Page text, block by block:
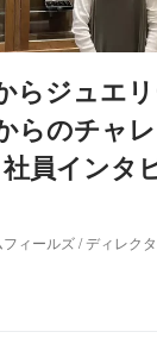
らジュエ
らのチャ
員インタ
ィールズ / ディレク